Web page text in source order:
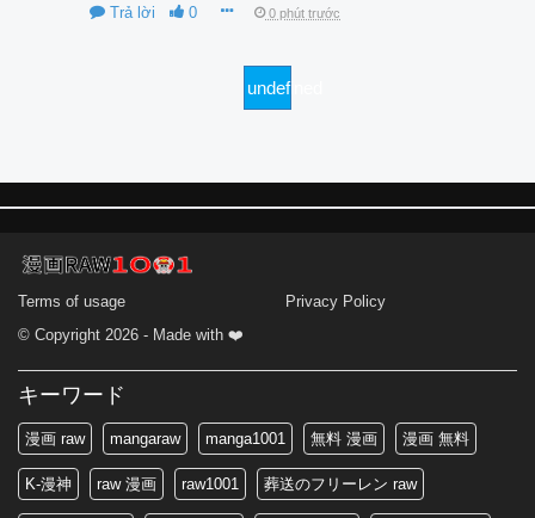
Trả lời 0 0 phút trước
undefined
Terms of usage
Privacy Policy
© Copyright 2026 - Made with ❤️
キーワード
漫画 raw mangaraw manga1001 無料 漫画 漫画 無料
K-漫神 raw 漫画 raw1001 葬送のフリーレン raw